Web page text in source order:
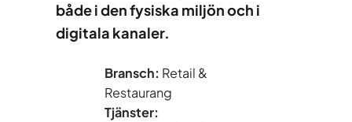
både i den fysiska miljön och i
digitala kanaler.
Bransch: Retail &
Restaurang
Tjänster: